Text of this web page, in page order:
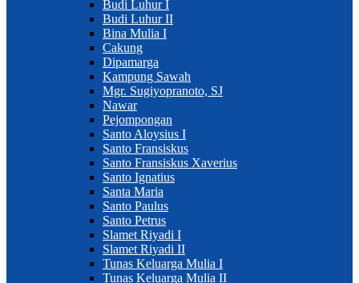
Budi Luhur I
Budi Luhur II
Bina Mulia I
Cakung
Dipamarga
Kampung Sawah
Mgr. Sugiyopranoto, SJ
Nawar
Pejompongan
Santo Aloysius I
Santo Fransiskus
Santo Fransiskus Xaverius
Santo Ignatius
Santa Maria
Santo Paulus
Santo Petrus
Slamet Riyadi I
Slamet Riyadi II
Tunas Keluarga Mulia I
Tunas Keluarga Mulia II